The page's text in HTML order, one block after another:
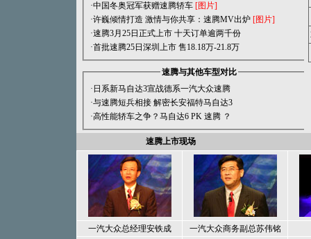
·中国冬奥冠军获赠速腾轿车 [图片]
·许巍倾情打造 激情与你共享：速腾MV出炉 [图片]
·速腾3月25日正式上市 十天订单逾两千份
·首批速腾25日深圳上市 售18.18万-21.8万
速腾与其他车型对比
·日系新马自达3宣战德系一汽大众速腾
·与速腾短兵相接 解密长安福特马自达3
·高性能轿车之争？马自达6 PK 速腾 ？
速腾上市现场
一汽大众总经理安铁成 一汽大众商务副总苏伟铭